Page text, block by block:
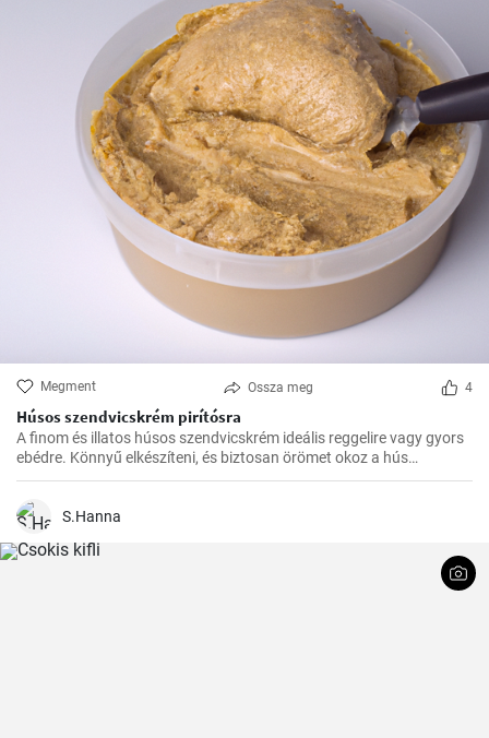
Megment Ossza meg 4
Húsos szendvicskrém pirítósra
A finom és illatos húsos szendvicskrém ideális reggelire vagy gyors
ebédre. Könnyű elkészíteni, és biztosan örömet okoz a hús
szerelmeseinek ízlelőbimbóinak.
S.Hanna